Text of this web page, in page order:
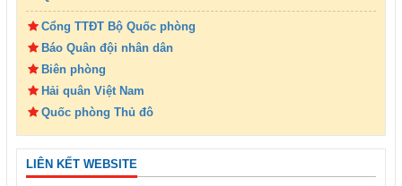
Cổng TTĐT Bộ Quốc phòng
Báo Quân đội nhân dân
Biên phòng
Hải quân Việt Nam
Quốc phòng Thủ đô
LIÊN KẾT WEBSITE